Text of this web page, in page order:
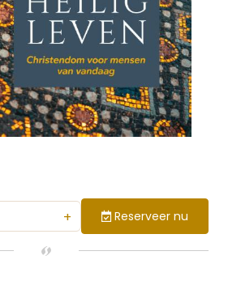
+ Reserveer nu